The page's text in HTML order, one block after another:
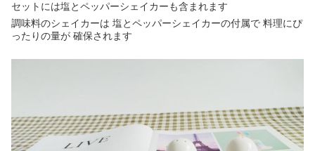
セットには塩とペッパーシェイカーも含まれます
調味料のシェイカーは 塩とペッパーシェイカーの付属で 料理にぴ
ったりの量が 確保されます